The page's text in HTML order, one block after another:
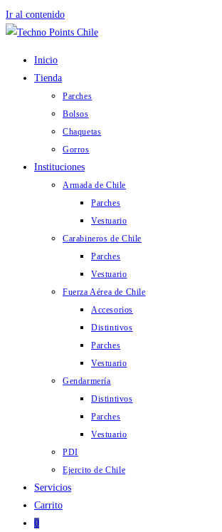
Ir al contenido
Inicio
Tienda
Parches
Bolsos
Chaquetas
Gorros
Instituciones
Armada de Chile
Parches
Vestuario
Carabineros de Chile
Parches
Vestuario
Fuerza Aérea de Chile
Accesorios
Distintivos
Parches
Vestuario
Gendarmería
Distintivos
Parches
Vestuario
PDI
Ejercito de Chile
Servicios
Carrito
0